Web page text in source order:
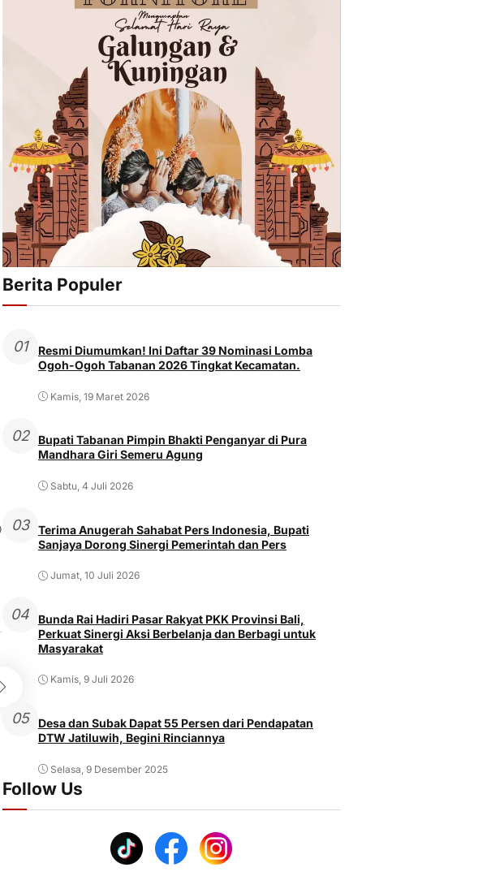
Peristiwa
Pria ODGJ di Denpasar Serang
Istri dan Mertua Menggunakan
Senjata Tajam
Peristiwa
Selasa, 4 Agustus 2026
Berita Populer
01
Resmi Diumumkan! Ini Daftar 39 Nominasi Lomba
Ogoh-Ogoh Tabanan 2026 Tingkat Kecamatan.
Kamis, 19 Maret 2026
02
Bupati Tabanan Pimpin Bhakti Penganyar di Pura
Mandhara Giri Semeru Agung
Sabtu, 4 Juli 2026
03
Terima Anugerah Sahabat Pers Indonesia, Bupati
Sanjaya Dorong Sinergi Pemerintah dan Pers
Jumat, 10 Juli 2026
04
Bunda Rai Hadiri Pasar Rakyat PKK Provinsi Bali,
Perkuat Sinergi Aksi Berbelanja dan Berbagi untuk
Masyarakat
Kamis, 9 Juli 2026
05
Desa dan Subak Dapat 55 Persen dari Pendapatan
DTW Jatiluwih, Begini Rinciannya
Selasa, 9 Desember 2025
Follow Us